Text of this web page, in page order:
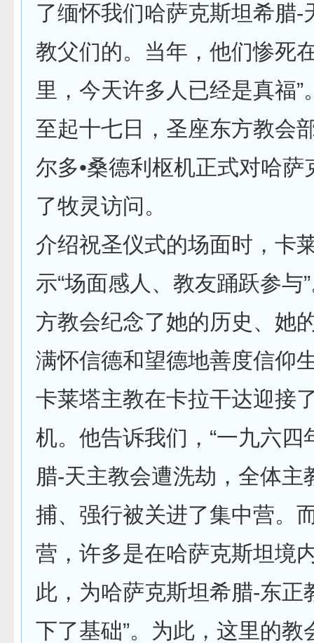
了缅怀我们哈萨克斯坦希腊-
教父们的。当年，他们惨死
里，今天许多人已经是真福”
至起十七日，圣座东方教会
尔多•桑德利枢机正式对哈萨
了牧灵访问。
介绍祝圣仪式的场面时，卡
示“场面感人、教友踊跃参与
方教会纪念了她的历史、她
满怀信德和望德地善度信仰
卡莱塔主教在卡拉干达迎接
机。他告诉我们，“一九六四
腊-天主教会遭洗劫，全体主
捕、强行被关进了集中营。
营，许多是在哈萨克斯坦境
此，为哈萨克斯坦希腊-东正
下了基础”。为此，这里的教